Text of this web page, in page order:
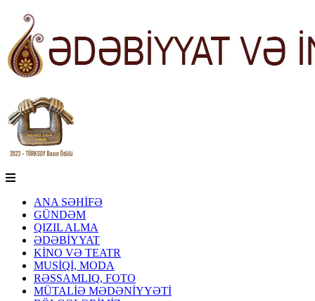
ANA SƏHİFƏ
GÜNDƏM
QIZIL ALMA
ƏDƏBİYYAT
KİNO VƏ TEATR
MUSİQİ, MODA
RƏSSAMLIQ, FOTO
MÜTALİƏ MƏDƏNİYYƏTİ